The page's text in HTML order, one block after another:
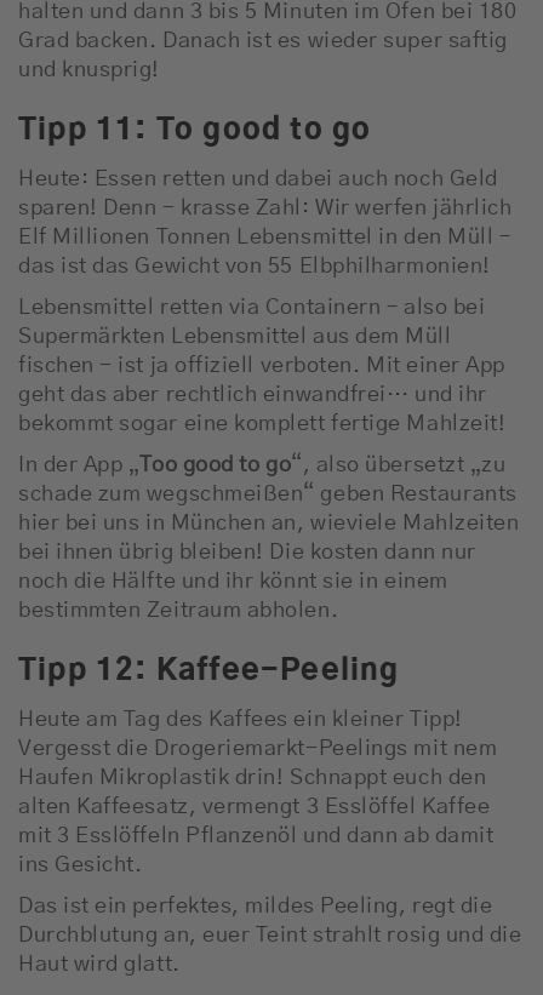
halten und dann 3 bis 5 Minuten im Ofen bei 180
Grad backen. Danach ist es wieder super saftig
und knusprig!
Tipp 11: To good to go
Heute: Essen retten und dabei auch noch Geld
sparen! Denn - krasse Zahl: Wir werfen jährlich
Elf Millionen Tonnen Lebensmittel in den Müll –
das ist das Gewicht von 55 Elbphilharmonien!
Lebensmittel retten via Containern – also bei
Supermärkten Lebensmittel aus dem Müll
fischen - ist ja offiziell verboten. Mit einer App
geht das aber rechtlich einwandfrei… und ihr
bekommt sogar eine komplett fertige Mahlzeit!
In der App „ Too good to go“, also übersetzt „zu
schade zum wegschmeißen“ geben Restaurants
hier bei uns in München an, wieviele Mahlzeiten
bei ihnen übrig bleiben! Die kosten dann nur
noch die Hälfte und ihr könnt sie in einem
bestimmten Zeitraum abholen.
Tipp 12: Kaffee-Peeling
Heute am Tag des Kaffees ein kleiner Tipp!
Vergesst die Drogeriemarkt-Peelings mit nem
Haufen Mikroplastik drin! Schnappt euch den
alten Kaffeesatz, vermengt 3 Esslöffel Kaffee
mit 3 Esslöffeln Pflanzenöl und dann ab damit
ins Gesicht.
Das ist ein perfektes, mildes Peeling, regt die
Durchblutung an, euer Teint strahlt rosig und die
Haut wird glatt.